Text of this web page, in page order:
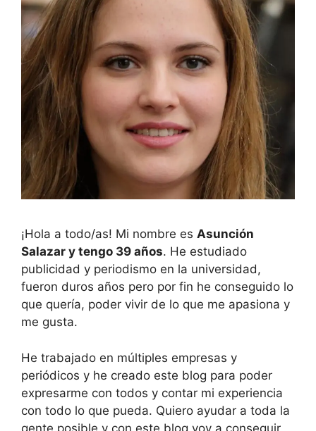
¡Hola a todo/as! Mi nombre es Asunción
Salazar y tengo 39 años. He estudiado
publicidad y periodismo en la universidad,
fueron duros años pero por fin he conseguido lo
que quería, poder vivir de lo que me apasiona y
me gusta.
He trabajado en múltiples empresas y
periódicos y he creado este blog para poder
expresarme con todos y contar mi experiencia
con todo lo que pueda. Quiero ayudar a toda la
gente posible y con este blog voy a conseguir